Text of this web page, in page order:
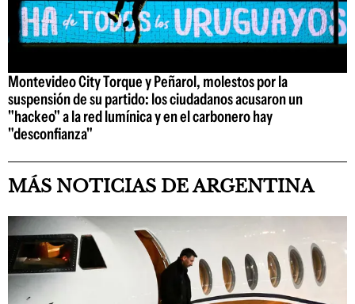
Montevideo City Torque y Peñarol, molestos por la
suspensión de su partido: los ciudadanos acusaron un
"hackeo" a la red lumínica y en el carbonero hay
"desconfianza"
MÁS NOTICIAS DE ARGENTINA